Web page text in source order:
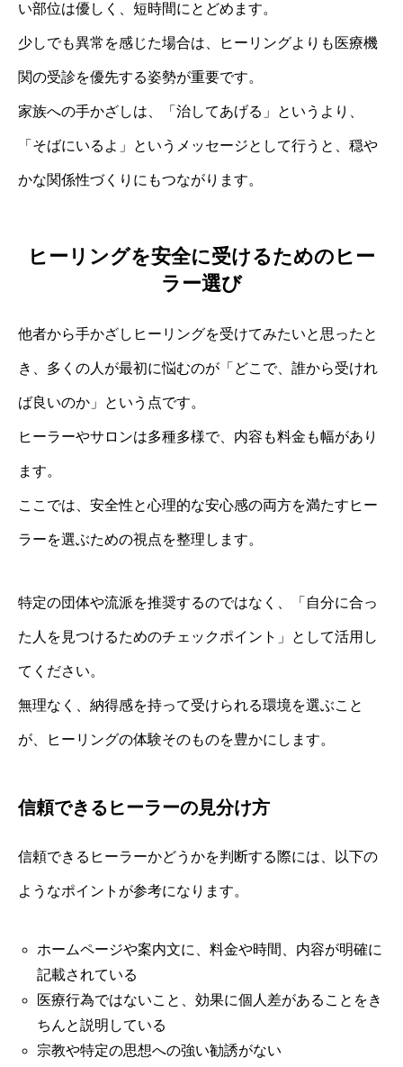
い部位は優しく、短時間にとどめます。
少しでも異常を感じた場合は、ヒーリングよりも医療機
関の受診を優先する姿勢が重要です。
家族への手かざしは、「治してあげる」というより、
「そばにいるよ」というメッセージとして行うと、穏や
かな関係性づくりにもつながります。
ヒーリングを安全に受けるためのヒー
ラー選び
他者から手かざしヒーリングを受けてみたいと思ったと
き、多くの人が最初に悩むのが「どこで、誰から受けれ
ば良いのか」という点です。
ヒーラーやサロンは多種多様で、内容も料金も幅があり
ます。
ここでは、安全性と心理的な安心感の両方を満たすヒー
ラーを選ぶための視点を整理します。
特定の団体や流派を推奨するのではなく、「自分に合っ
た人を見つけるためのチェックポイント」として活用し
てください。
無理なく、納得感を持って受けられる環境を選ぶこと
が、ヒーリングの体験そのものを豊かにします。
信頼できるヒーラーの見分け方
信頼できるヒーラーかどうかを判断する際には、以下の
ようなポイントが参考になります。
ホームページや案内文に、料金や時間、内容が明確に
記載されている
医療行為ではないこと、効果に個人差があることをき
ちんと説明している
宗教や特定の思想への強い勧誘がない